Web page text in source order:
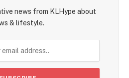
news from KLHype about
& lifestyle.